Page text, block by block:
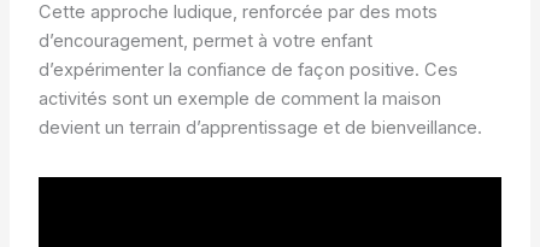
Cette approche ludique, renforcée par des mots
d’encouragement, permet à votre enfant
d’expérimenter la confiance de façon positive. Ces
activités sont un exemple de comment la maison
devient un terrain d’apprentissage et de bienveillance.